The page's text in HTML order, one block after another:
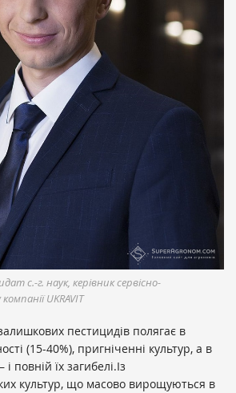
с.-г. наук, керівник сервісно-
UKRAVIT
пестицидів полягає в
(15-40%), пригніченні культур, а в
повній їх загибелі.Із
культур, що масово вирощуються в